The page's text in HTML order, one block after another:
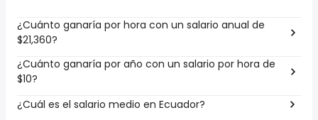
¿Cuánto ganaría por hora con un salario anual de
$21,360?
¿Cuánto ganaría por año con un salario por hora de
$10?
¿Cuál es el salario medio en Ecuador?